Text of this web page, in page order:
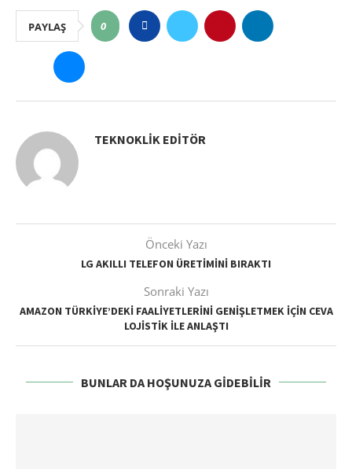
PAYLAŞ 0
TEKNOKLIK EDITÖR
Önceki Yazı
LG AKILLI TELEFON ÜRETIMINI BIRAKTI
Sonraki Yazı
AMAZON TÜRKIYE’DEKI FAALIYETLERINI GENIŞLETMEK IÇIN CEVA
LOJISTIK ILE ANLAŞTI
BUNLAR DA HOŞUNUZA GIDEBILIR